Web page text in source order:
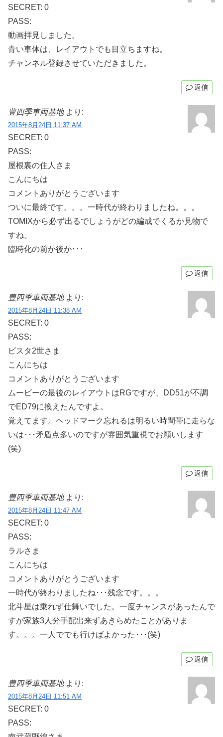
SECRET: 0
PASS:
動画拝見しました。
青い車体は、レイアウトでも目立ちますね。
チャンネル登録させていただきました。
返信
豊四季車両基地 より:
2015年8月24日 11:37 AM
SECRET: 0
PASS:
屋根裏の住人さま
こんにちは
コメントありがとうございます
ついに最終です。。。一時代が終わりましたね。。。
TOMIXから必ず出るでしょうがどの編成でくるか見物で
すね。
臨時化の前か後か･･･
返信
豊四季車両基地 より:
2015年8月24日 11:38 AM
SECRET: 0
PASS:
ビスタ2世さま
こんにちは
コメントありがとうございます
ムービーの最後のレイアウトはRGですが、DD51が不調
でED79に換えたんですよ。
覚えてます。ヘッドマーク忘れるは明るい時間帯に走らな
いは･･･矛盾点多いのですが雰囲気重視でお願いします
(笑)
返信
豊四季車両基地 より:
2015年8月24日 11:47 AM
SECRET: 0
PASS:
ラルさま
こんにちは
コメントありがとうございます
一時代が終わりましたね･･･残念です。。。
北斗星は乗れず仕舞いでした。一度チャンスがあったんで
すが家族3人分手配出来ずあきらめたことがありま
す。。。一人ででも行けばよかった･･･(笑)
返信
豊四季車両基地 より:
2015年8月24日 11:51 AM
SECRET: 0
PASS: